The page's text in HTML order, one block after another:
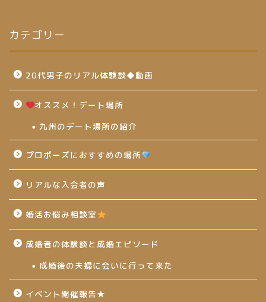
カテゴリー
20代男子のリアル体験談◆動画
オススメ！デート場所
九州のデート場所の紹介
プロポーズにおすすめの場所
リアルな入会者の声
婚活お悩み相談室
成婚者の体験談と成婚エピソード
成婚後の夫婦に会いに行って来た
イベント開催報告★